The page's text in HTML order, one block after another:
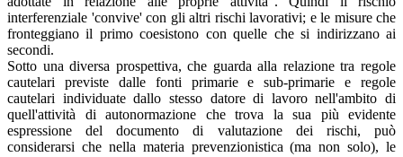
interferenziale 'convive' con gli altri rischi lavorativi; e le misure che
fronteggiano il primo coesistono con quelle che si indirizzano ai
secondi.
Sotto una diversa prospettiva, che guarda alla relazione tra regole
cautelari previste dalle fonti primarie e sub-primarie e regole
cautelari individuate dallo stesso datore di lavoro nell'ambito di
quell'attività di autonormazione che trova la sua più evidente
espressione del documento di valutazione dei rischi, può
considerarsi che nella materia prevenzionistica (ma non solo), le